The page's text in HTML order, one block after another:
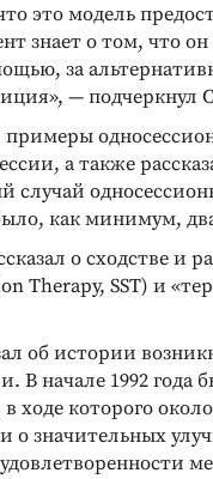
это модель
знает о том, что
за
— подчеркнул
примеры
а также
случай
как минимум,
о сходстве и
Therapy, SST) и
об истории
В начале 1992 года
в ходе которого
о значительных